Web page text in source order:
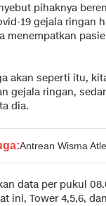
pihaknya
19 gejala ringan
menempatkan
akan seperti itu,
gejala ringan,
dia.
Antrean Wisma
data per pukul
ini, Tower 4,5,6,